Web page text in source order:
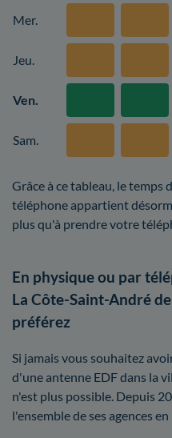
Mer.
Jeu.
Ven.
Sam.
Grâce à ce tableau, le
téléphone appartient
plus qu'à prendre votre
En physique ou par
La Côte-Saint-André
préférez
Si jamais vous souhaitez
d'une antenne EDF dans la
n'est plus possible. Depuis
l'ensemble de ses agences en